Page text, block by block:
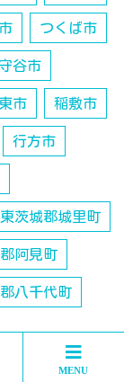
つくば市
谷市
市 稲敷市
行方市
東茨城郡城里町
阿見町
八千代町
MENU